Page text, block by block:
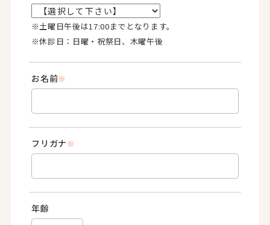
※土曜日午後は17:00までとなります。
※休診日：日曜・祝祭日、木曜午後
お名前※
フリガナ ※
年齢